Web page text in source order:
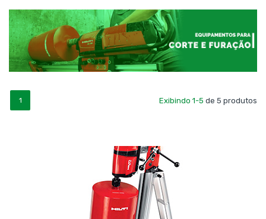
1 Exibindo 1-5 de 5 produtos